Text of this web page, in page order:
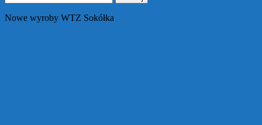
Nowe wyroby WTZ Sokółka